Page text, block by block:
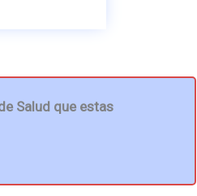
Salud que estas